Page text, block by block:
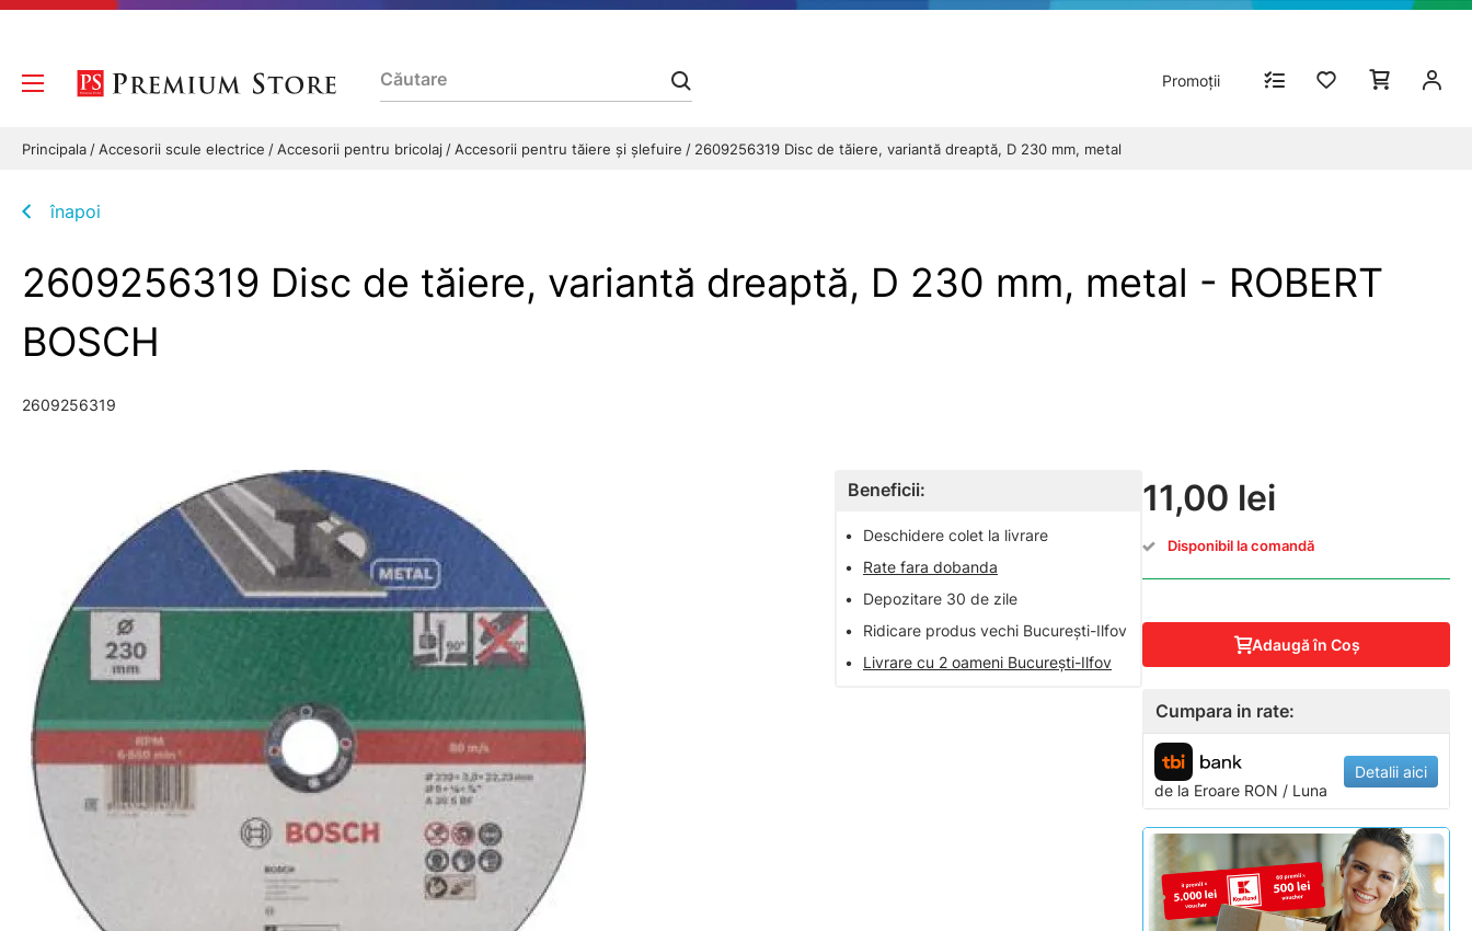
Promoții
Principala Accesorii scule electrice Accesorii pentru bricolaj Accesorii pentru tăiere și șlefuire 2609256319 Disc de tăiere, variantă dreaptă, D 230 mm, metal
înapoi
2609256319 Disc de tăiere, variantă dreaptă, D 230 mm, metal - ROBERT
BOSCH
2609256319
Beneficii:
•
Deschidere colet la livrare
•
Rate fara dobanda
•
Depozitare 30 de zile
•
Ridicare produs vechi București-Ilfov
•
Livrare cu 2 oameni București-Ilfov
11,00 lei
Disponibil la comandă
Adaugă în Coş
Cumpara in rate:
de la Eroare RON / Luna
Detalii aici